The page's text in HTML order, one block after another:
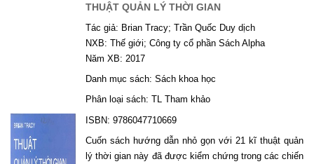
THUẬT QUẢN LÝ THỜI GIAN
Tác giả: Brian Tracy; Trần Quốc Duy dịch
NXB: Thế giới; Công ty cổ phần Sách Alpha
Năm XB: 2017
Danh mục sách: Sách khoa học
Phân loại sách: TL Tham khảo
ISBN: 9786047710669
Cuốn sách hướng dẫn nhỏ gọn với 21 kĩ thuật quản
lý thời gian này đã được kiểm chứng trong các chiến